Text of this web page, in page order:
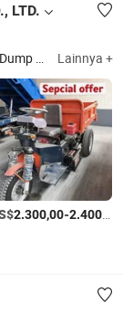
LTD.
Triklus Diesel, Triklus Listrik, Penggali Roda, Truk Dump Empat Roda, Dumper Situs, Mixer Beton Memuat Sendiri, Backhoe Lainnya +
2.300,00-2.400,00